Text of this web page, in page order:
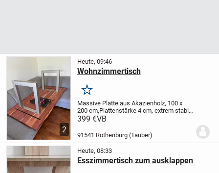
2
Heute, 09:46
Wohnzimmertisch
Merken
Massive Platte aus Akazienholz, 100 x
200 cm,Plattenstärke 4 cm, extrem stabil,
Metallfüße, abgerundete Kante, 3 Jahre
halber Preis: 399 EUR.
399 €VB
91541 Rothenburg (Tauber)
Heute, 08:33
Esszimmertisch zum ausklappen